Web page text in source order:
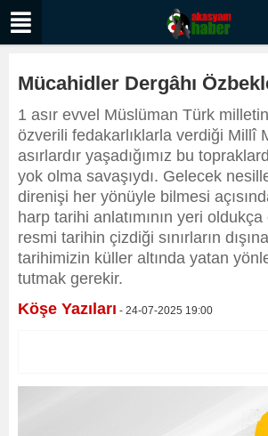
Mücahidler Dergâhı
1 asır evvel Müslüman Türk
özverili fedakarlıklarla verdiği Millî
asırlardır yaşadığımız bu
yok olma savaşıydı. Gelecek
direnişi her yönüyle bilmesi
harp tarihi anlatımının yeri
resmi tarihin çizdiği sınırların
tarihimizin küller altında yatan
tutmak gerekir.
Köşe Yazıları - 24-07-2025 19:00